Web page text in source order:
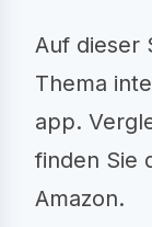
Auf dieser
Thema
app.
finden Sie
Amazon.